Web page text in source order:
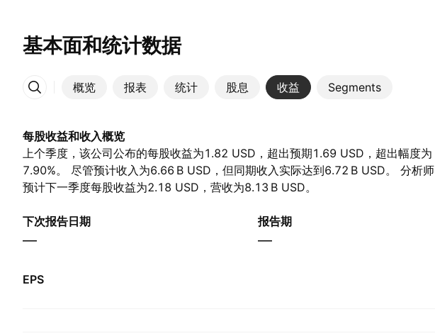
基本面和统计数据
概览 报表 统计 股息 收益 Segments
更多
每股收益和收入概览
上个季度，该公司公布的每股收益为1.82 USD，超出预期1.69 USD，超出幅度为
7.90%。 尽管预计收入为‪6.66 B‬ USD，但同期收入实际达到‪6.72 B‬ USD。 分析师
预计下一季度每股收益为2.18 USD，营收为‪8.13 B‬ USD。
下次报告日期
—
报告期
—
EPS